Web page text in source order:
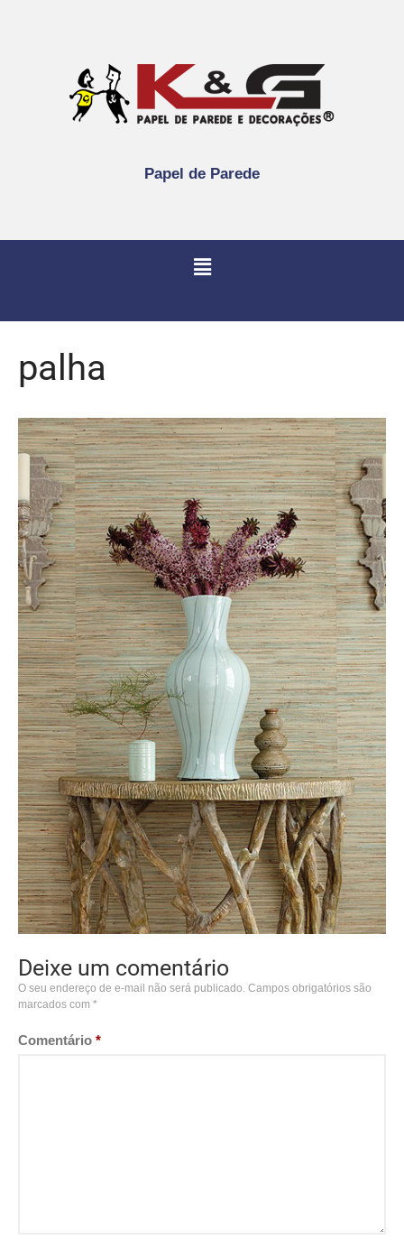
Papel de Parede
palha
Deixe um comentário
O seu endereço de e-mail não será publicado. Campos obrigatórios são
marcados com *
Comentário *